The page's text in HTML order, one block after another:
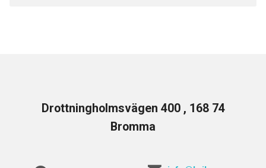
Drottningholmsvägen 400 , 168 74
Bromma